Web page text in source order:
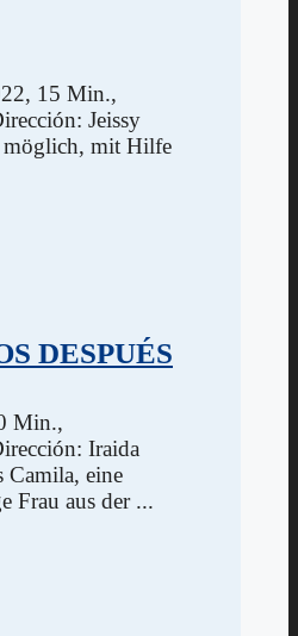
15 Min.,
Jeissy
möglich, mit Hilfe
DESPUÉS
Min.,
Iraida
Camila, eine
Frau aus der ...